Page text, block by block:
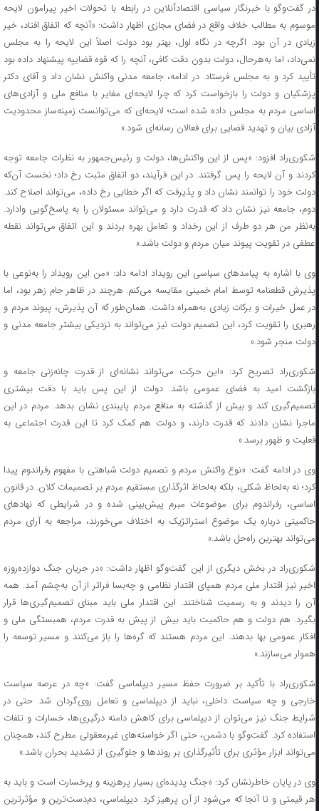
در گفت‌و‌گو با خبرنگار سیاسی اقتصادآنلاین در رابطه با تحولات اخیر پیرامون لایحه
موسوم به مطالب خلاف واقع در فضای مجازی اظهار داشت: «آنچه که اتفاق افتاد، خیر
زیادی در آن بود. اگرچه در نگاه اول، بهتر بود دولت اصلاً این لایحه را به مجلس
نمی‌داد، اما به‌هرحال، دولت بدون دقت کافی، آنچه را که قوه قضاییه پیشنهاد داده بود
تأیید کرد و به مجلس فرستاد. در ادامه، جامعه مدنی واکنش نشان داد و آقای دکتر
پزشکیان و دولت را بازخواست کرد که چرا لایحه‌ای مغایر با منافع ملی و آزادی‌های
اساسی مردم به مجلس داده شده است؛ لایحه‌ای که می‌توانست زمینه‌ساز محدودیت
آزادی بیان و تهدید قضایی برای فعالان رسانه‌ای شود.»
شکوری‌راد افزود: «پس از این واکنش‌ها، دولت و رئیس‌جمهور به نظرات جامعه توجه
کردند و آن لایحه را پس گرفتند. در این فرآیند، دو اتفاق مثبت رخ داد؛ نخست آن‌که
دولت خود را توانمند نشان داد و پذیرفت که اگر خطایی رخ داده، می‌تواند اصلاح کند.
دوم، جامعه نیز نشان داد که قدرت دارد و می‌تواند مسئولان را به پاسخ‌گویی وادارد.
به‌نظر من هر دو طرف از این رخداد و تعامل بهره بردند و این اتفاق می‌تواند نقطه
عطفی در تقویت پیوند میان مردم و دولت باشد.»
وی با اشاره به پیامد‌های سیاسی این رویداد ادامه داد: «من این رویداد را به‌نوعی با
پذیرش قطعنامه توسط امام خمینی مقایسه می‌کنم. هرچند در ظاهر جام زهر بود، اما
در عمل خیرات و برکات زیادی به‌همراه داشت. همان‌طور که آن پذیرش، پیوند مردم و
رهبری را تقویت کرد، این تصمیم دولت نیز می‌تواند به نزدیکی بیشتر جامعه مدنی و
دولت منجر شود.»
شکوری‌راد تصریح کرد: «این حرکت می‌تواند نشانه‌ای از قدرت چانه‌زنی جامعه و
بازگشت امید به فضای عمومی باشد. دولت از این پس باید با دقت بیشتری
تصمیم‌گیری کند و بیش از گذشته به منافع مردم پایبندی نشان بدهد. مردم در این
ماجرا نشان دادند که قدرت دارند، و دولت هم کمک کرد تا این قدرت اجتماعی به
فعلیت و ظهور برسد.»
وی در ادامه گفت: «نوع واکنش مردم و تصمیم دولت شباهتی با مفهوم رفراندوم پیدا
کرد؛ نه به‌لحاظ شکلی، بلکه به‌لحاظ اثرگذاری مستقیم مردم بر تصمیمات کلان. در قانون
اساسی، رفراندوم برای موضوعات مبرم پیش‌بینی شده و در شرایطی که نهاد‌های
حاکمیتی درباره یک موضوع استراتژیک به اختلاف می‌خورند، مراجعه به آرای مردم
می‌تواند بهترین راه‌حل باشد.»
شکوری‌راد در بخش دیگری از این گفت‌و‌گو اظهار داشت: «در جریان جنگ دوازده‌روزه
اخیر نیز اقتدار ملی مردم همپای اقتدار نظامی و چه‌بسا فراتر از آن به‌چشم آمد. همه
آن را دیدند و به رسمیت شناختند. این اقتدار ملی باید مبنای تصمیم‌گیری‌ها قرار
بگیرد. هم دولت و هم حاکمیت باید بیش از پیش به قدرت مردم، همبستگی ملی و
افکار عمومی بها بدهند. این مردم هستند که گره‌ها را باز می‌کنند و مسیر توسعه را
هموار می‌سازند.»
شکوری‌راد با تأکید بر ضرورت حفظ مسیر دیپلماسی گفت: «چه در عرصه سیاست
خارجی و چه سیاست داخلی، نباید از دیپلماسی و تعامل روی‌گردان شد. حتی در
شرایط جنگ نیز می‌توان از دیپلماسی برای کاهش دامنه درگیری‌ها، خسارات و تلفات
استفاده کرد. گفت‌و‌گو با دشمن، حتی اگر خواسته‌های غیرمعقولی مطرح کند، همچنان
می‌تواند ابزار مؤثری برای تأثیرگذاری بر روند‌ها و جلوگیری از تشدید بحران باشد.»
وی در پایان خاطرنشان کرد: «جنگ پدیده‌ای بسیار پرهزینه و پرخسارت است و باید به
هر قیمتی و تا آنجا که می‌شود از آن پرهیز کرد. دیپلماسی، دم‌دست‌ترین و مؤثرترین